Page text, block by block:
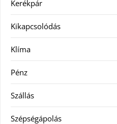
Kerékpár
Kikapcsolódás
Klíma
Pénz
Szállás
Szépségápolás